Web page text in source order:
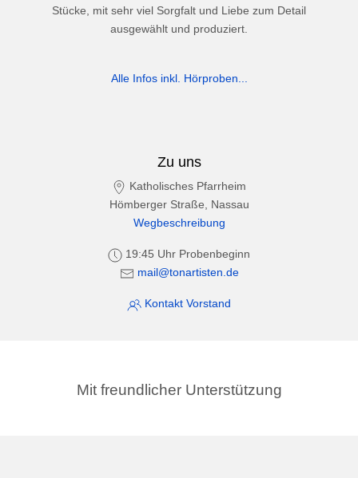
Stücke, mit sehr viel Sorgfalt und Liebe zum Detail
ausgewählt und produziert.
Alle Infos inkl. Hörproben...
Zu uns
Katholisches Pfarrheim
Hömberger Straße, Nassau
Wegbeschreibung
19:45 Uhr Probenbeginn
mail@tonartisten.de
Kontakt Vorstand
Mit freundlicher Unterstützung